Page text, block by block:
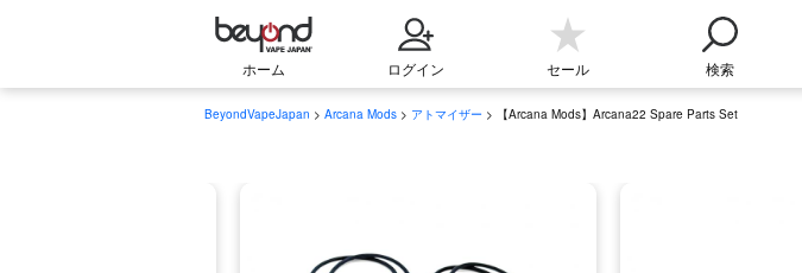
ホーム ログイン セール 検索
BeyondVapeJapan > Arcana Mods > アトマイザー > 【Arcana Mods】Arcana22 Spare Parts Set